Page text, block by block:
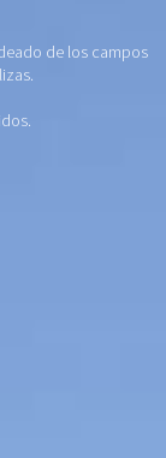
de los campos